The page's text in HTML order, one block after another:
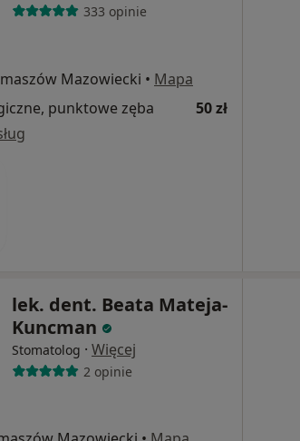
333 opinie
Mazowiecki • Mapa
punktowe zęba
50 zł
lek. dent. Beata Mateja-
Kuncman
Stomatolog · Więcej
2 opinie